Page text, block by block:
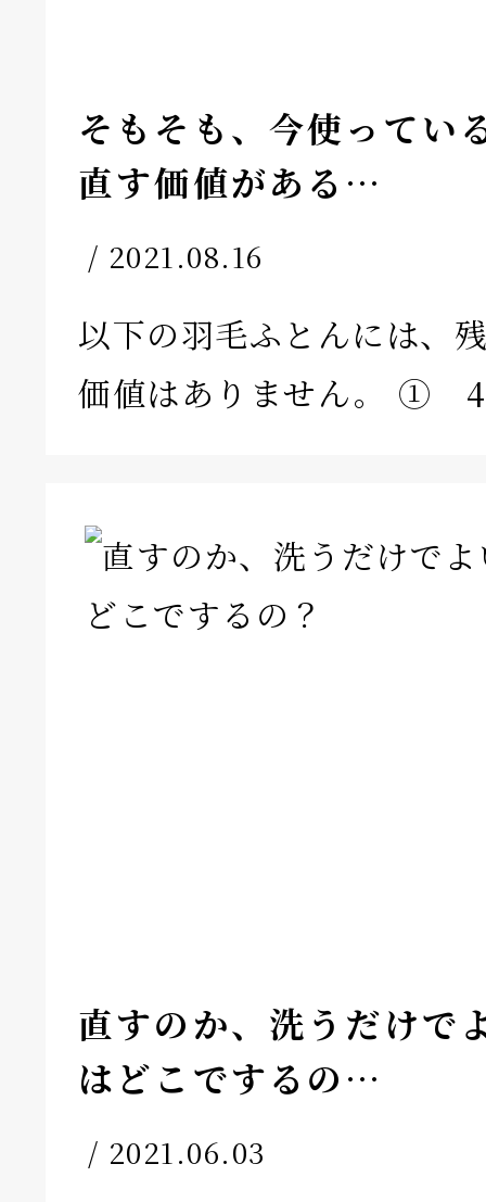
そもそも、今使ってい
直す価値がある…
/ 2021.08.16
以下の羽毛ふとんには、
価値はありません。 ①
直すのか、洗うだけで
はどこでするの…
/ 2021.06.03